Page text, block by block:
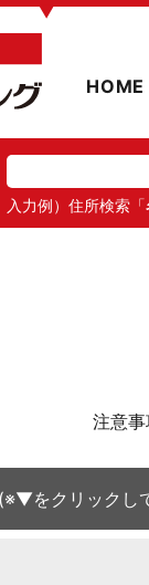
▼
HOME
入力例）住所検索「
注意
をクリックし